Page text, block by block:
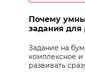
Почему
задания для
Задание на
комплексное и
развивать